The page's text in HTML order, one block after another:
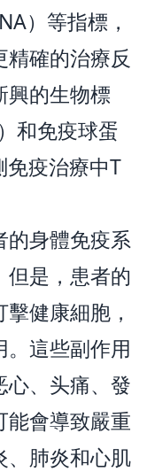
）等指標，
確的治療反
興的生物標
和免疫球蛋
疫治療中T
的身體免疫系
是，患者的
健康細胞，
這些副作用
心、头痛、發
能會導致嚴重
、肺炎和心肌